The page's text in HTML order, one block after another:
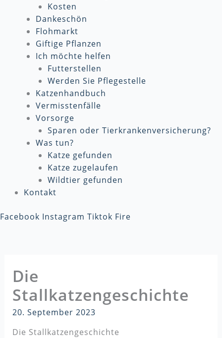
Kosten
Dankeschön
Flohmarkt
Giftige Pflanzen
Ich möchte helfen
Futterstellen
Werden Sie Pflegestelle
Katzenhandbuch
Vermisstenfälle
Vorsorge
Sparen oder Tierkrankenversicherung?
Was tun?
Katze gefunden
Katze zugelaufen
Wildtier gefunden
Kontakt
Facebook Instagram Tiktok Fire
Die
Stallkatzengeschichte
20. September 2023
Die Stallkatzengeschichte